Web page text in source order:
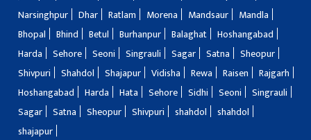
Narsinghpur
Dhar Ratlam Morena Mandsaur
Mandla
Bhopal
Bhind Betul Burhanpur Balaghat
Hoshangabad
Harda
Sehore Seoni Singrauli Sagar Satna
Sheopur
Shivpuri
Shahdol Shajapur Vidisha Rewa Raisen
Rajgarh
Hoshangabad
Harda Hata Sehore Sidhi Seoni
Singrauli
Sagar
Satna Sheopur Shivpuri shahdol
shahdol
shajapur